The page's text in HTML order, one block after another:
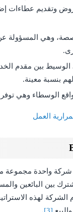
وتقديم عطاءات
وهي المسؤولة
بين مقدم
بنسبة معينة.
الوسطاء وهي
العمل
شركة واحدة مجموعة
بين البائعين
لهذه